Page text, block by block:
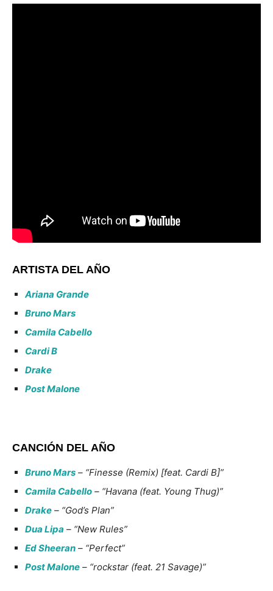
ARTISTA DEL AÑO
Ariana Grande
Bruno Mars
Camila Cabello
Cardi B
Drake
Post Malone
CANCIÓN DEL AÑO
Bruno Mars – “Finesse (Remix) [feat. Cardi B]”
Camila Cabello – “Havana (feat. Young Thug)”
Drake – “God’s Plan”
Dua Lipa – “New Rules”
Ed Sheeran – “Perfect”
Post Malone – “rockstar (feat. 21 Savage)”